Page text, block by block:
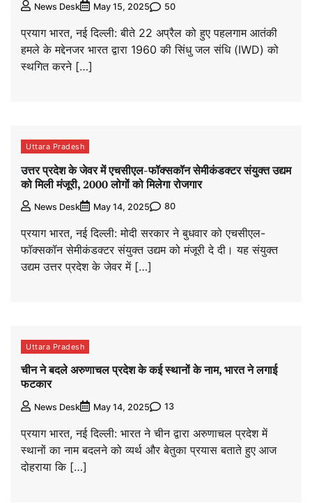
News Desk May 15, 2025 50
प्रयाग भारत, नई दिल्ली: बीते 22 अप्रैल को हुए पहलगाम आतंकी
हमले के मद्देनजर भारत द्वारा 1960 की सिंधु जल संधि (IWD) को
स्थगित करने […]
Uttara Pradesh
उत्तर प्रदेश के जेवर में एचसीएल-फॉक्सकॉन सेमीकंडक्टर संयुक्त उद्यम
को मिली मंजूरी, 2000 लोगों को मिलेगा रोजगार
News Desk May 14, 2025 80
प्रयाग भारत, नई दिल्ली: मोदी सरकार ने बुधवार को एचसीएल-
फॉक्सकॉन सेमीकंडक्टर संयुक्त उद्यम को मंजूरी दे दी। यह संयुक्त
उद्यम उत्तर प्रदेश के जेवर में […]
Uttara Pradesh
चीन ने बदले अरुणाचल प्रदेश के कई स्थानों के नाम, भारत ने लगाई
फटकार
News Desk May 14, 2025 13
प्रयाग भारत, नई दिल्ली: भारत ने चीन द्वारा अरुणाचल प्रदेश में
स्थानों का नाम बदलने को व्यर्थ और बेतुका प्रयास बताते हुए आज
दोहराया कि […]